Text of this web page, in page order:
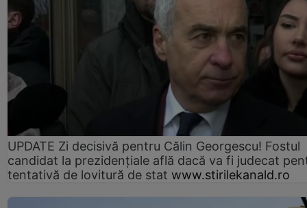
UPDATE Zi decisivă pentru Călin Georgescu! Fostul
candidat la prezidențiale află dacă va fi judecat
tentativă de lovitură de stat www.stirilekanald.ro